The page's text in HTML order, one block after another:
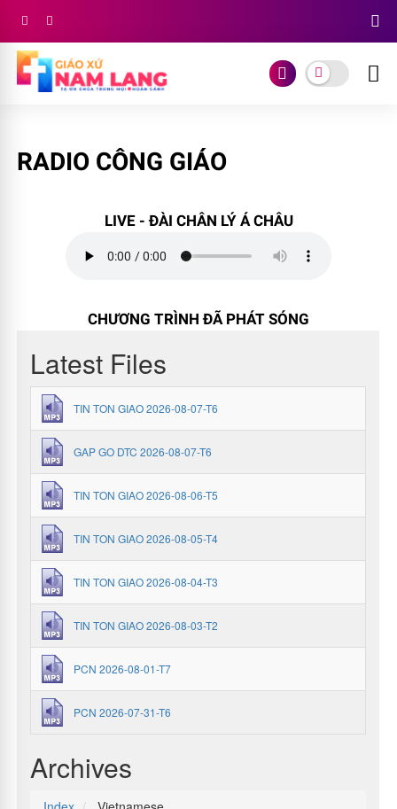
RADIO CÔNG GIÁO
LIVE - ĐÀI CHÂN LÝ Á CHÂU
CHƯƠNG TRÌNH ĐÃ PHÁT SÓNG